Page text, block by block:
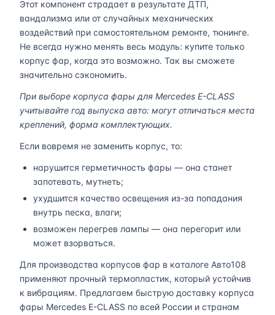
Этот компонент страдает в результате ДТП,
вандализма или от случайных механических
воздействий при самостоятельном ремонте, тюнинге.
Не всегда нужно менять весь модуль: купите только
корпус фар, когда это возможно. Так вы сможете
значительно сэкономить.
При выборе корпуса фары для Mercedes E-CLASS
учитывайте год выпуска авто: могут отличаться места
креплений, форма комплектующих.
Если вовремя не заменить корпус, то:
нарушится герметичность фары — она станет
запотевать, мутнеть;
ухудшится качество освещения из-за попадания
внутрь песка, влаги;
возможен перегрев лампы — она перегорит или
может взорваться.
Для производства корпусов фар в каталоге Авто108
применяют прочный термопластик, который устойчив
к вибрациям. Предлагаем быструю доставку корпуса
фары Mercedes E-CLASS по всей России и странам